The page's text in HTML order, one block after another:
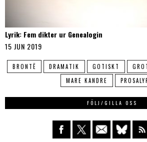
Lyrik: Fem dikter ur Genealogin
15 JUN 2019
BRONTË DRAMATIK GOTISKT
MARE KANDRE
FÖLJ/GILLA OSS